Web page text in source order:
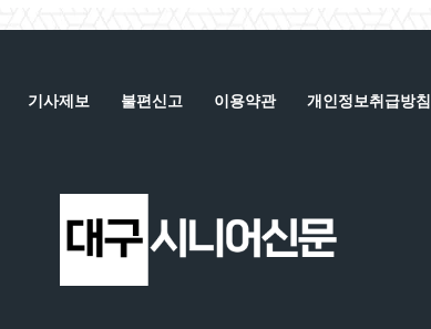
기사제보 불편신고 이용약관 개인정보취급방침